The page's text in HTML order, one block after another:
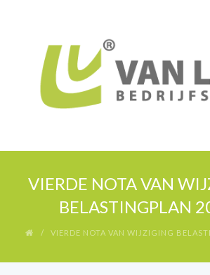
VIERDE NOTA VAN
BELASTINGPLAN
VIERDE NOTA VAN WIJZIGING